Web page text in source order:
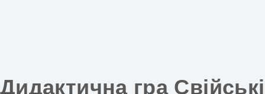
Дидактична гра Свійські